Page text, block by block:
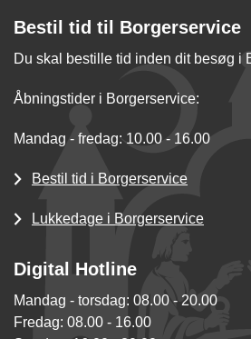
Bestil tid til Borgerservice
Du skal bestille tid inden dit besøg i
Åbningstider i Borgerservice:
Mandag - fredag: 10.00 - 16.00
Bestil tid i Borgerservice
Lukkedage i Borgerservice
Digital Hotline
Mandag - torsdag: 08.00 - 20.00
Fredag: 08.00 - 16.00